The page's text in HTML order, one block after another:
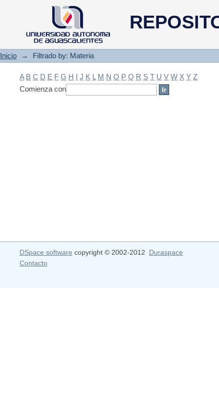
Filtrado by: Materia
Inicio → Filtrado by: Materia
A B C D E F G H I J K L M N O P Q R S T U V W X Y Z
Comienza con
DSpace software copyright © 2002-2012 Duraspace
Contacto